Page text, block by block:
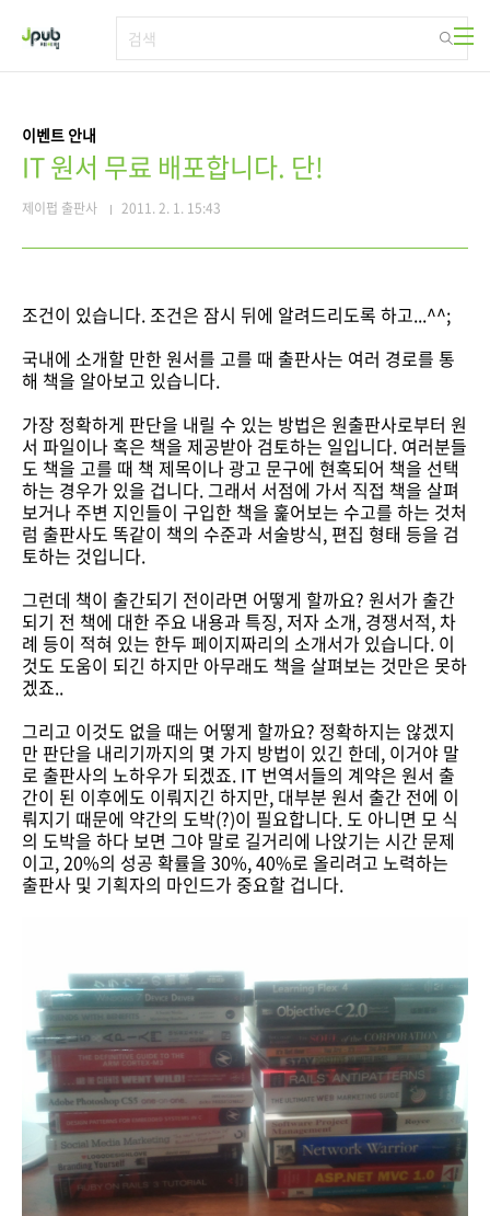
이벤트 안내
IT 원서 무료 배포합니다. 단!
제이펍 출판사 2011. 2. 1. 15:43
조건이 있습니다. 조건은 잠시 뒤에 알려드리도록 하고...^^;
국내에 소개할 만한 원서를 고를 때 출판사는 여러 경로를 통
해 책을 알아보고 있습니다.
가장 정확하게 판단을 내릴 수 있는 방법은 원출판사로부터 원
서 파일이나 혹은 책을 제공받아 검토하는 일입니다. 여러분들
도 책을 고를 때 책 제목이나 광고 문구에 현혹되어 책을 선택
하는 경우가 있을 겁니다. 그래서 서점에 가서 직접 책을 살펴
보거나 주변 지인들이 구입한 책을 훑어보는 수고를 하는 것처
럼 출판사도 똑같이 책의 수준과 서술방식, 편집 형태 등을 검
토하는 것입니다.
그런데 책이 출간되기 전이라면 어떻게 할까요? 원서가 출간
되기 전 책에 대한 주요 내용과 특징, 저자 소개, 경쟁서적, 차
례 등이 적혀 있는 한두 페이지짜리의 소개서가 있습니다. 이
것도 도움이 되긴 하지만 아무래도 책을 살펴보는 것만은 못하
겠죠..
그리고 이것도 없을 때는 어떻게 할까요? 정확하지는 않겠지
만 판단을 내리기까지의 몇 가지 방법이 있긴 한데, 이거야 말
로 출판사의 노하우가 되겠죠. IT 번역서들의 계약은 원서 출
간이 된 이후에도 이뤄지긴 하지만, 대부분 원서 출간 전에 이
뤄지기 때문에 약간의 도박(?)이 필요합니다. 도 아니면 모 식
의 도박을 하다 보면 그야 말로 길거리에 나앉기는 시간 문제
이고, 20%의 성공 확률을 30%, 40%로 올리려고 노력하는
출판사 및 기획자의 마인드가 중요할 겁니다.